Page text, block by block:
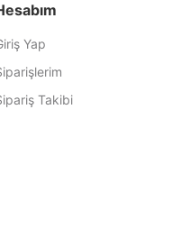
Yap
Takibi